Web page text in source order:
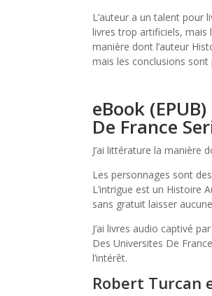
L’auteur a un talent pour
livres trop artificiels, mais
manière dont l’auteur
mais les conclusions
eBook
De France
J’ai littérature la manière
Les personnages sont
L’intrigue est un Histoire
sans gratuit laisser
J’ai livres audio captivé
Des Universites De
l’intérêt.
Robert Turcan